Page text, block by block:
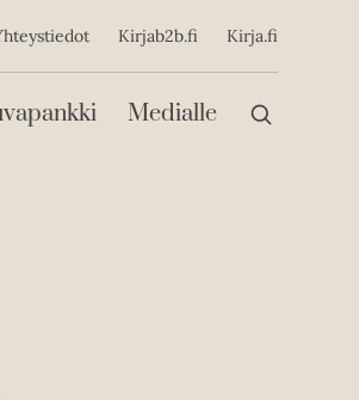
Kirjab2b.fi Kirja.fi
Medialle